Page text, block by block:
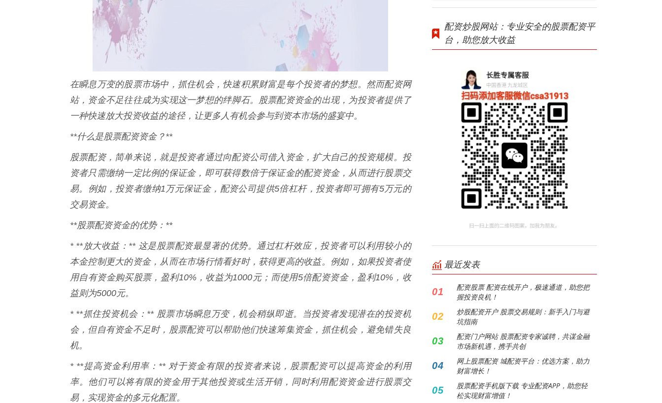
在瞬息万变的股票市场中，抓住机会，快速积累财富是每个投资者的梦想。然而配资网
站，资金不足往往成为实现这一梦想的绊脚石。股票配资资金的出现，为投资者提供了
一种快速放大投资收益的途径，让更多人有机会参与到资本市场的盛宴中。
**什么是股票配资资金？**
股票配资，简单来说，就是投资者通过向配资公司借入资金，扩大自己的投资规模。投
资者只需缴纳一定比例的保证金，即可获得数倍于保证金的配资资金，从而进行股票交
易。例如，投资者缴纳1万元保证金，配资公司提供5倍杠杆，投资者即可拥有5万元的
交易资金。
**股票配资资金的优势：**
* **放大收益：** 这是股票配资最显著的优势。通过杠杆效应，投资者可以利用较小的
本金控制更大的资金，从而在市场行情看好时，获得更高的收益。例如，如果投资者使
用自有资金购买股票，盈利10%，收益为1000元；而使用5倍配资资金，盈利10%，收
益则为5000元。
* **抓住投资机会：** 股票市场瞬息万变，机会稍纵即逝。当投资者发现潜在的投资机
会，但自有资金不足时，股票配资可以帮助他们快速筹集资金，抓住机会，避免错失良
机。
* **提高资金利用率：** 对于资金有限的投资者来说，股票配资可以提高资金的利用
率。他们可以将有限的资金用于其他投资或生活开销，同时利用配资资金进行股票交
易，实现资金的多元化配置。
配资炒股网站：专业安全的股票配资平
台，助您放大收益
最近发表
01
配资股票 配资在线开户，极速通道，助您把
握投资良机！
02
炒股配资开户 股票交易规则：新手入门与避
坑指南
03
配资门户网站 股票配资专家诚聘，共谋金融
市场新机遇，携手共创
04
网上股票配资 城配资平台：优选方案，助力
财富增长！
05
股票配资手机版下载 专业配资APP，助您轻
松实现财富增值！